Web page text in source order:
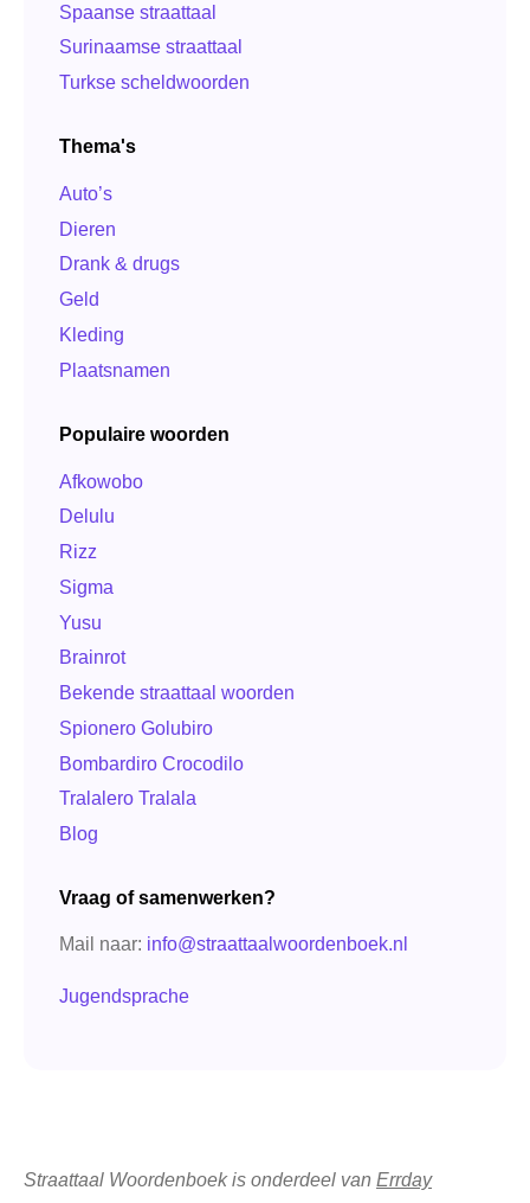
Spaanse straattaal
Surinaamse straattaal
Turkse scheldwoorden
Thema's
Auto’s
Dieren
Drank & drugs
Geld
Kleding
Plaatsnamen
Populaire woorden
Afkowobo
Delulu
Rizz
Sigma
Yusu
Brainrot
Bekende straattaal woorden
Spionero Golubiro
Bombardiro Crocodilo
Tralalero Tralala
Blog
Vraag of samenwerken?
Mail naar: info@straattaalwoordenboek.nl
Jugendsprache
Straattaal Woordenboek is onderdeel van Errday